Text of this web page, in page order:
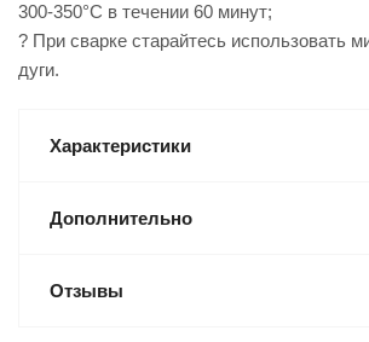
300-350°С в течении 60 минут;
? При сварке старайтесь использовать
дуги.
Характеристики
Дополнительно
Отзывы